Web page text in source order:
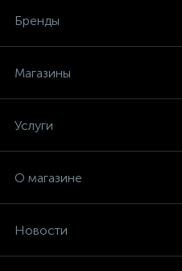
Бренды
Магазины
Услуги
О магазине
Новости